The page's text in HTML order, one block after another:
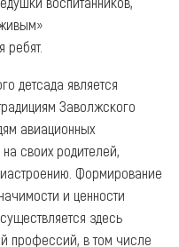
ребят.
детсада является
Заволжского
авиационных
своих родителей,
Формирование
и ценности
здесь
профессий, в том числе